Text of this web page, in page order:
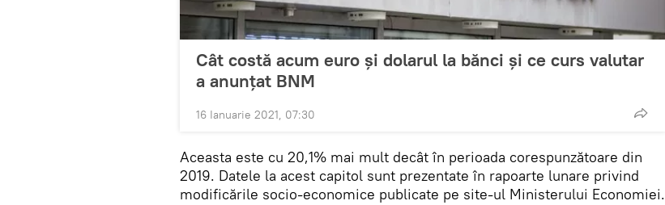
Cât costă acum euro și dolarul la bănci și ce curs valutar
a anunțat BNM
16 Ianuarie 2021, 07:30
Aceasta este cu 20,1% mai mult decât în ​​perioada corespunzătoare din
2019. Datele la acest capitol sunt prezentate în rapoarte lunare privind
modificările socio-economice publicate pe site-ul Ministerului Economiei.